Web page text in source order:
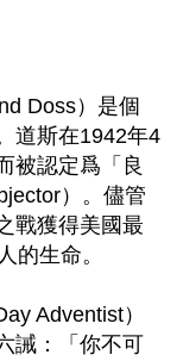
Doss）是個
道斯在1942年4
被認定爲「良
）。儘管
戰獲得美國最
的生命。
Adventist）
誡：「你不可